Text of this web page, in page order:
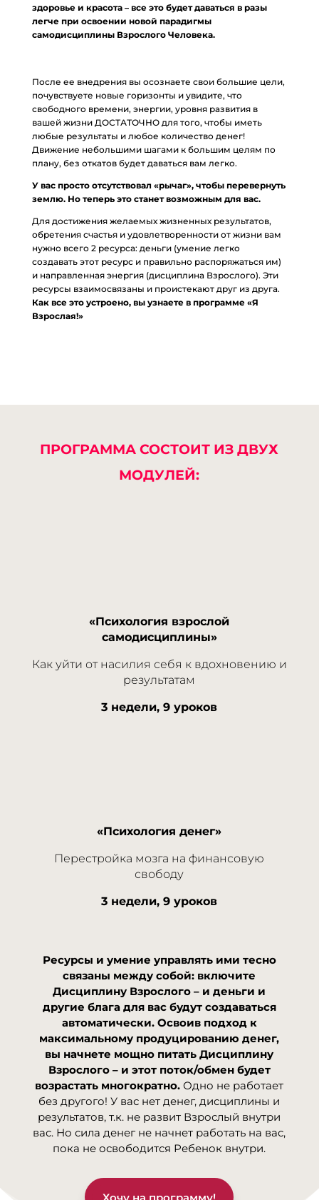
здоровье и красота – все это будет даваться в разы
легче при освоении новой парадигмы
самодисциплины Взрослого Человека.
После ее внедрения вы осознаете свои большие цели,
почувствуете новые горизонты и увидите, что
свободного времени, энергии, уровня развития в
вашей жизни ДОСТАТОЧНО для того, чтобы иметь
любые результаты и любое количество денег!
Движение небольшими шагами к большим целям по
плану, без откатов будет даваться вам легко.
У вас просто отсутствовал «рычаг», чтобы перевернуть
землю. Но теперь это станет возможным для вас.
Для достижения желаемых жизненных результатов,
обретения счастья и удовлетворенности от жизни вам
нужно всего 2 ресурса: деньги (умение легко
создавать этот ресурс и правильно распоряжаться им)
и направленная энергия (дисциплина Взрослого). Эти
ресурсы взаимосвязаны и проистекают друг из друга.
Как все это устроено, вы узнаете в программе «Я
Взрослая!»
ПРОГРАММА СОСТОИТ ИЗ ДВУХ
МОДУЛЕЙ:
«Психология взрослой
самодисциплины»
Как уйти от насилия себя к вдохновению и
результатам
3 недели, 9 уроков
«Психология денег»
Перестройка мозга на финансовую
свободу
3 недели, 9 уроков
Ресурсы и умение управлять ими тесно
связаны между собой: включите
Дисциплину Взрослого – и деньги и
другие блага для вас будут создаваться
автоматически. Освоив подход к
максимальному продуцированию денег,
вы начнете мощно питать Дисциплину
Взрослого – и этот поток/обмен будет
возрастать многократно.Одно не работает
без другого! У вас нет денег, дисциплины и
результатов, т.к. не развит Взрослый внутри
вас. Но сила денег не начнет работать на вас,
пока не освободится Ребенок внутри.
Хочу на программу!